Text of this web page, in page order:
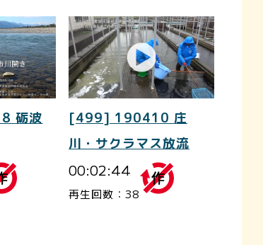
砺波
[499] 190410 庄
川・サクラマス放流
00:02:44
再生回数：38